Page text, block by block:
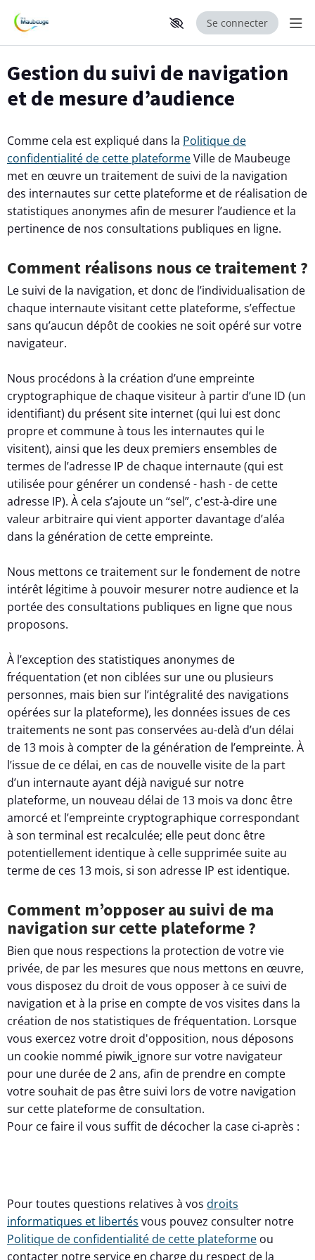
Se connecter
Gestion du suivi de navigation
et de mesure d’audience
Comme cela est expliqué dans la Politique de
confidentialité de cette plateformeVille de Maubeuge
met en œuvre un traitement de suivi de la navigation
des internautes sur cette plateforme et de réalisation de
statistiques anonymes afin de mesurer l’audience et la
pertinence de nos consultations publiques en ligne.
Comment réalisons nous ce traitement ?
Le suivi de la navigation, et donc de l’individualisation de
chaque internaute visitant cette plateforme, s’effectue
sans qu’aucun dépôt de cookies ne soit opéré sur votre
navigateur.
Nous procédons à la création d’une empreinte
cryptographique de chaque visiteur à partir d’une ID (un
identifiant) du présent site internet (qui lui est donc
propre et commune à tous les internautes qui le
visitent), ainsi que les deux premiers ensembles de
termes de l’adresse IP de chaque internaute (qui est
utilisée pour générer un condensé - hash - de cette
adresse IP). À cela s’ajoute un “sel”, c'est-à-dire une
valeur arbitraire qui vient apporter davantage d’aléa
dans la génération de cette empreinte.
Nous mettons ce traitement sur le fondement de notre
intérêt légitime à pouvoir mesurer notre audience et la
portée des consultations publiques en ligne que nous
proposons.
À l’exception des statistiques anonymes de
fréquentation (et non ciblées sur une ou plusieurs
personnes, mais bien sur l’intégralité des navigations
opérées sur la plateforme), les données issues de ces
traitements ne sont pas conservées au-delà d’un délai
de 13 mois à compter de la génération de l’empreinte. À
l’issue de ce délai, en cas de nouvelle visite de la part
d’un internaute ayant déjà navigué sur notre
plateforme, un nouveau délai de 13 mois va donc être
amorcé et l’empreinte cryptographique correspondant
à son terminal est recalculée; elle peut donc être
potentiellement identique à celle supprimée suite au
terme de ces 13 mois, si son adresse IP est identique.
Comment m’opposer au suivi de ma
navigation sur cette plateforme ?
Bien que nous respections la protection de votre vie
privée, de par les mesures que nous mettons en œuvre,
vous disposez du droit de vous opposer à ce suivi de
navigation et à la prise en compte de vos visites dans la
création de nos statistiques de fréquentation. Lorsque
vous exercez votre droit d'opposition, nous déposons
un cookie nommé piwik_ignore sur votre navigateur
pour une durée de 2 ans, afin de prendre en compte
votre souhait de pas être suivi lors de votre navigation
sur cette plateforme de consultation.
Pour ce faire il vous suffit de décocher la case ci-après :
Pour toutes questions relatives à vos droits
informatiques et libertés vous pouvez consulter notre
Politique de confidentialité de cette plateforme ou
contacter notre service en charge du respect de la